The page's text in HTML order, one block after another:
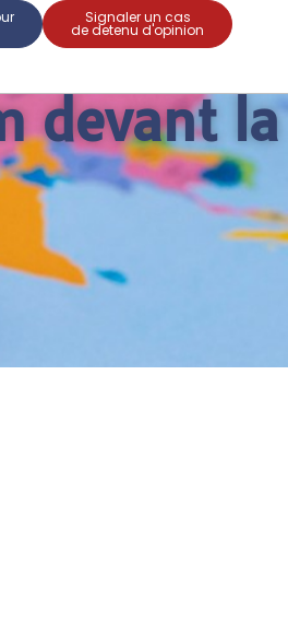
Signaler un cas
de detenu d'opinion
devant la